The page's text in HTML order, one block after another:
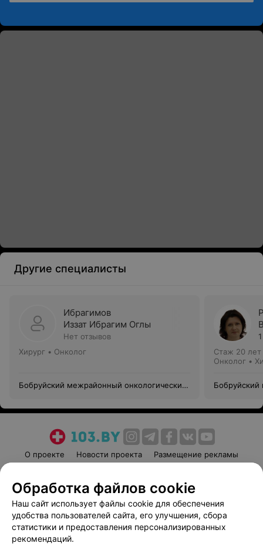
Другие специалисты
Ибрагимов
Иззат Ибрагим Оглы
Нет отзывов
Хирург • Онколог
Бобруйский межрайонный онкологический
Стаж 20 лет
Онколог •
О проекте Новости проекта
Размещение рекламы
Пользовательское соглашение
Способы оплаты
Вакансии
Партнеры
Написать руководителю 103.by
Обработка файлов cookie
Наш сайт использует файлы cookie для обеспечения
удобства пользователей сайта, его улучшения, сбора
статистики и предоставления персонализированных
рекомендаций.